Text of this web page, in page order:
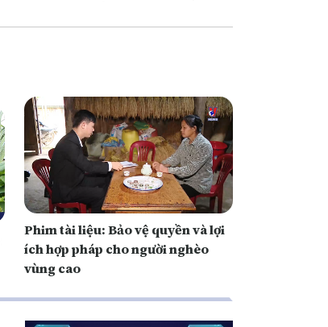
Phim tài liệu: Bảo vệ quyền và lợi
ích hợp pháp cho người nghèo
vùng cao